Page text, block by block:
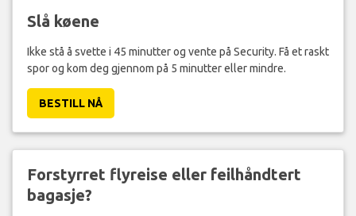
Slå køene
Ikke stå å svette i 45 minutter og vente på Security. Få et raskt
spor og kom deg gjennom på 5 minutter eller mindre.
BESTILL NÅ
Forstyrret flyreise eller feilhåndtert
bagasje?